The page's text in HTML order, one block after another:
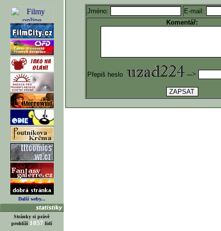
Další weby...
Stránky si právě
prohlíží 1057 lidí
Jméno:
E-mail:
Komentář:
Přepiš heslo -->